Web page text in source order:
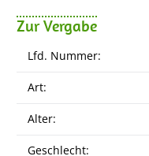
Zur Vergabe
Lfd. Nummer:
Art:
Alter:
Geschlecht: